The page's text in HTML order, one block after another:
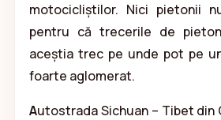
motocicliștilor. Nici pietonii
pentru că trecerile de
aceștia trec pe unde pot pe
foarte aglomerat.
Autostrada Sichuan – Tibet din